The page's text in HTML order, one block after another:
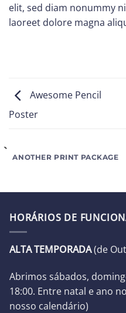
elit, sed diam nonummy
laoreet dolore magna
Awesome Pencil
Poster
ANOTHER PRINT PACKAGE
HORÁRIOS DE
ALTA TEMPORADA(de
Abrimos sábados,
18:00. Entre natal e ano
nosso calendário)